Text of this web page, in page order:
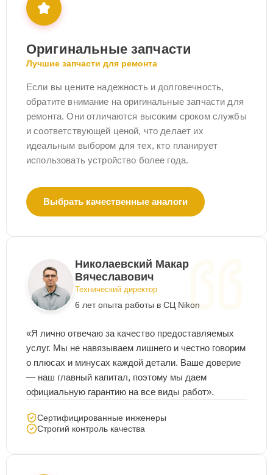
Оригинальные запчасти
Лучшие запчасти для ремонта
Если вы цените надежность и долговечность,
обратите внимание на оригинальные запчасти для
ремонта. Они отличаются высоким сроком службы
и соответствующей ценой, что делает их
идеальным выбором для тех, кто планирует
использовать устройство более года.
Выбрать качественные аналоги
Николаевский Макар
Вячеславович
Технический директор
6 лет опыта работы в СЦ Nikon
«Я лично отвечаю за качество предоставляемых
услуг. Мы не навязываем лишнего и честно говорим
о плюсах и минусах каждой детали. Ваше доверие
— наш главный капитал, поэтому мы даем
официальную гарантию на все виды работ».
Сертифицированные инженеры
Строгий контроль качества